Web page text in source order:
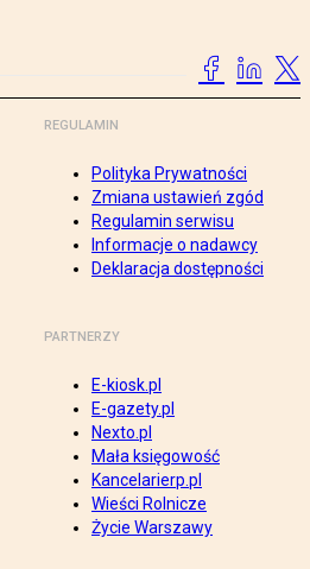
REGULAMIN
Polityka Prywatności
Zmiana ustawień zgód
Regulamin serwisu
Informacje o nadawcy
Deklaracja dostępności
PARTNERZY
E-kiosk.pl
E-gazety.pl
Nexto.pl
Mała księgowość
Kancelarierp.pl
Wieści Rolnicze
Życie Warszawy